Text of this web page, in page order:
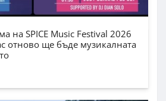
на SPICE Music Festival 2026
отново ще бъде музикалната